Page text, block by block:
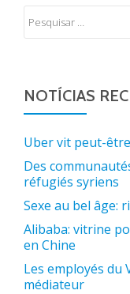
NOTÍCIAS
Uber vit peut-
Des
réfugiés syriens
Sexe au bel âge:
Alibaba: vitrine
en Chine
Les employés
médiateur